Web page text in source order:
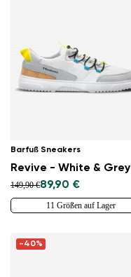
Barfuß Sneakers
Revive - White & Grey
149,90 €89,90 €
11 Größen auf Lager
-40%